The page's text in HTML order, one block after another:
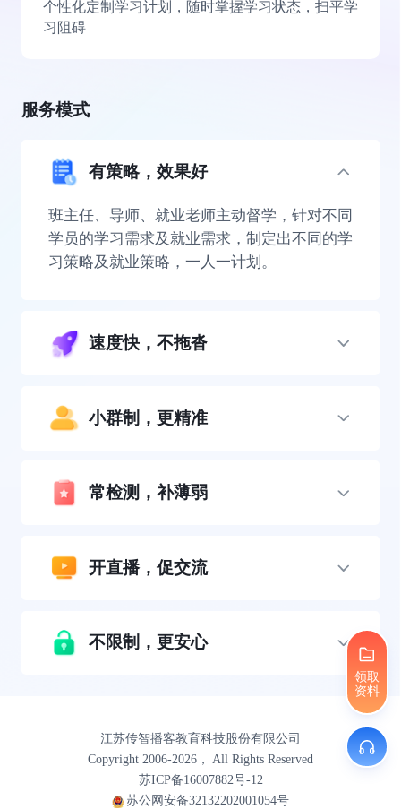
领取
资料
个性化定制学习计划，随时掌握学习状态，扫平学
习阻碍
服务模式
有策略，效果好
班主任、导师、就业老师主动督学，针对不同
学员的学习需求及就业需求，制定出不同的学
习策略及就业策略，一人一计划。
速度快，不拖沓
小群制，更精准
常检测，补薄弱
开直播，促交流
不限制，更安心
江苏传智播客教育科技股份有限公司
Copyright 2006-2026， All Rights Reserved
苏ICP备16007882号-12
苏公网安备32132202001054号